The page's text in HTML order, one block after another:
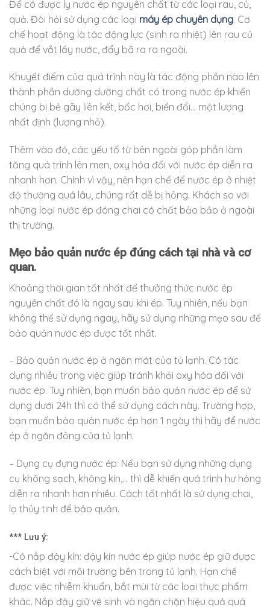
Để có được ly nước ép nguyên chất từ các loại rau, củ,
quả. Đòi hỏi sử dụng các loại máy ép chuyên dụng. Cơ
chế hoạt động là tác động lực (sinh ra nhiệt) lên rau củ
quả để vắt lấy nước, đẩy bã ra ra ngoài.
Khuyết điểm của quá trình này là tác động phần nào lên
thành phần dưỡng dưỡng chất có trong nước ép khiến
chúng bị bẻ gãy liên kết, bốc hơi, biến đổi… một lượng
nhất định (lượng nhỏ).
Thêm vào đó, các yếu tố từ bên ngoài góp phần làm
tăng quá trình lên men, oxy hóa đối với nước ép diễn ra
nhanh hơn. Chính vì vậy, nên hạn chế để nước ép ở nhiệt
độ thường quá lâu, chúng rất dễ bị hỏng. Khách so với
những loại nước ép đóng chai có chất bảo bảo ở ngoài
thị trường.
Mẹo bảo quản nước ép đúng cách tại nhà và cơ
quan.
Khoảng thời gian tốt nhất để thưởng thức nước ép
nguyên chất đó là ngay sau khi ép. Tuy nhiên, nếu bạn
không thể sử dụng ngay, hãy sử dụng những mẹo sau để
bảo quản nước ép được tốt nhất.
– Bảo quản nước ép ở ngăn mát của tủ lạnh. Có tác
dụng nhiều trong việc giúp tránh khỏi oxy hóa đối với
nước ép. Tuy nhiên, bạn muốn bảo quản nước ép để sử
dụng dưới 24h thì có thể sử dụng cách này. Trường hợp,
bạn muốn bảo quản nước ép hơn 1 ngày thì hãy để nước
ép ở ngăn đông của tủ lạnh.
– Dụng cụ đựng nước ép: Nếu bạn sử dụng những dụng
cụ không sạch, không kín,… thì dễ khiến quá trình hư hỏng
diễn ra nhanh hơn nhiều. Cách tốt nhất là sử dụng chai,
lọ thủy tinh để bảo quản.
*** Lưu ý:
-Có nắp đậy kín: đậy kín nước ép giúp nước ép giữ được
cách biệt với môi trường bên trong tủ lạnh. Hạn chế
được việc nhiễm khuẩn, bắt mùi từ các loại thực phẩm
khác. Nắp đậy giữ vệ sinh và ngăn chặn hiệu quả quá